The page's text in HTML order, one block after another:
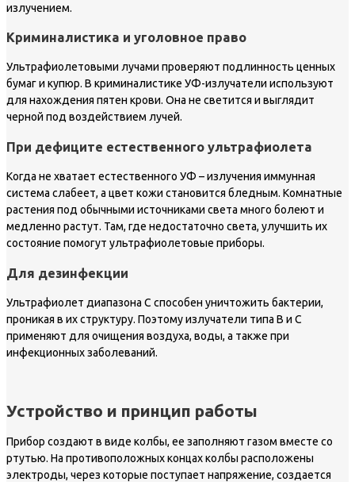
излучением.
Криминалистика и уголовное право
Ультрафиолетовыми лучами проверяют подлинность ценных
бумаг и купюр. В криминалистике УФ-излучатели используют
для нахождения пятен крови. Она не светится и выглядит
черной под воздействием лучей.
При дефиците естественного ультрафиолета
Когда не хватает естественного УФ – излучения иммунная
система слабеет, а цвет кожи становится бледным. Комнатные
растения под обычными источниками света много болеют и
медленно растут. Там, где недостаточно света, улучшить их
состояние помогут ультрафиолетовые приборы.
Для дезинфекции
Ультрафиолет диапазона С способен уничтожить бактерии,
проникая в их структуру. Поэтому излучатели типа В и С
применяют для очищения воздуха, воды, а также при
инфекционных заболеваний.
Устройство и принцип работы
Прибор создают в виде колбы, ее заполняют газом вместе со
ртутью. На противоположных концах колбы расположены
электроды, через которые поступает напряжение, создается